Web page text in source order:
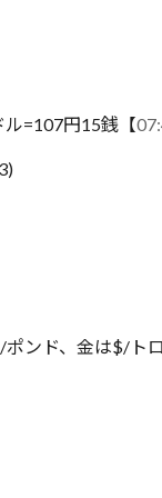
=107円15銭【
ンド、金は$/ト